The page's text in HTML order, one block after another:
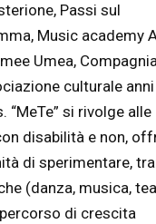
Passi sul
Music academy
Umea,
culturale
“MeTe” si rivolge alle
disabilità e non,
di sperimentare,
(danza, musica,
di crescita